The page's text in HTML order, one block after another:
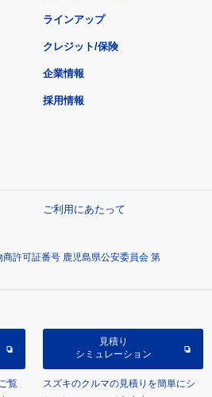
ラインアップ
クレジット/保険
企業情報
採用情報
ご利用にあたって
許可証番号 鹿児島県公安委員会 第
覧
見積り
シミュレーション
スズキのクルマの見積りを簡単にシ